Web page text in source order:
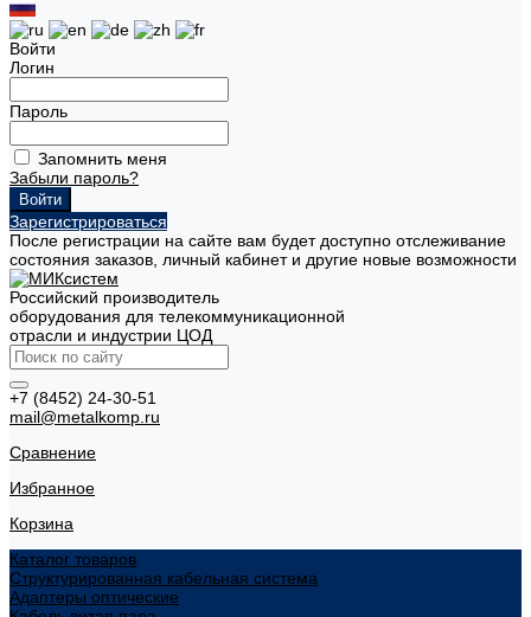
Войти
Логин
Пароль
Запомнить меня
Забыли пароль?
Зарегистрироваться
После регистрации на сайте вам будет доступно отслеживание
состояния заказов, личный кабинет и другие новые возможности
Российский производитель
оборудования для телекоммуникационной
отрасли и индустрии ЦОД
+7 (8452) 24-30-51
mail@metalkomp.ru
Сравнение
Избранное
Корзина
Каталог товаров
Структурированная кабельная система
Адаптеры оптические